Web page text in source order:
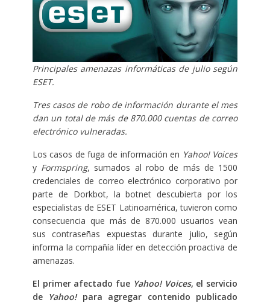
Principales amenazas informáticas de julio según
ESET.
Tres casos de robo de información durante el mes
dan un total de más de 870.000 cuentas de correo
electrónico vulneradas.
Los casos de fuga de información en Yahoo! Voices
y Formspring, sumados al robo de más de 1500
credenciales de correo electrónico corporativo por
parte de Dorkbot, la botnet descubierta por los
especialistas de ESET Latinoamérica, tuvieron como
consecuencia que más de 870.000 usuarios vean
sus contraseñas expuestas durante julio, según
informa la compañía líder en detección proactiva de
amenazas.
El primer afectado fue Yahoo! Voices, el servicio
de Yahoo!para agregar contenido publicado